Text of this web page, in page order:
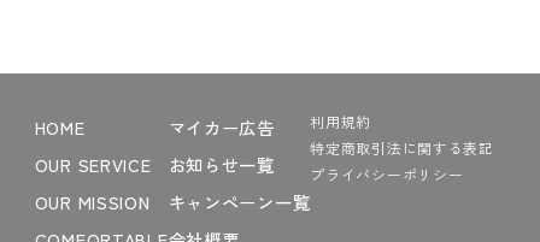
HOME
OUR SERVICE
OUR MISSION
マイカー広告
お知らせ一覧
キャンペーン一覧
利用規約
特定商取引法に関する表記
プライバシーポリシー